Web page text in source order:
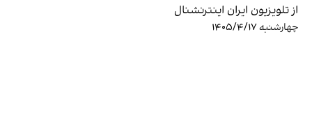
از تلویزیون ایران اینترنشنال
چهارشنبه ۱۴۰۵/۴/۱۷